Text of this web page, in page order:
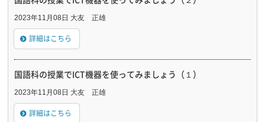
2023年11月08日 大友 正雄
詳細はこちら
国語科の授業でICT機器を使ってみましょう（１）
2023年11月08日 大友 正雄
詳細はこちら